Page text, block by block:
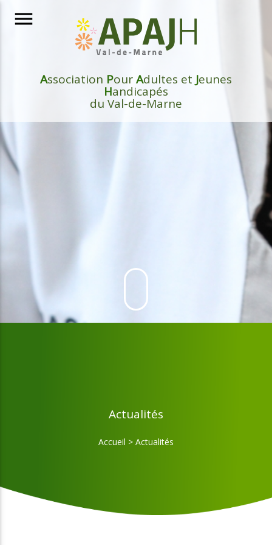
Association PourAdultes et Jeunes
Handicapés
du Val-de-Marne
menu
Actualités
Accueil > Actualités